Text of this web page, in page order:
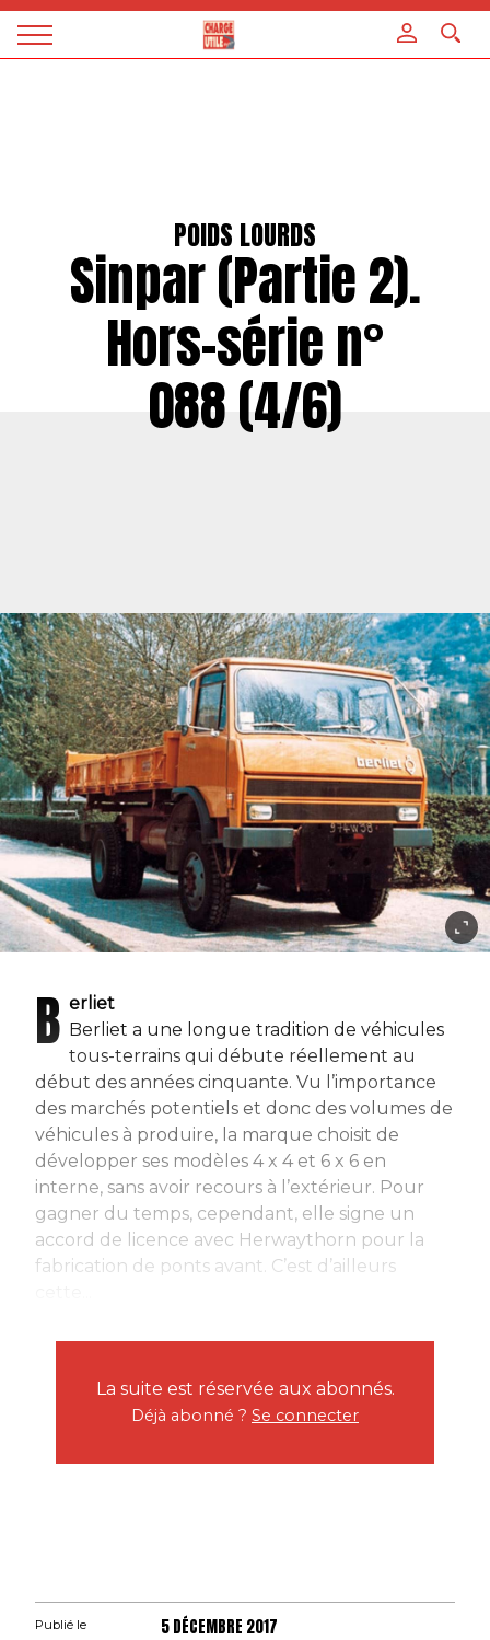
Magazine
POIDS LOURDS
Sinpar (Partie 2).
Hors-série n°
088 (4/6)
B erliet
Berliet a une longue tradition de véhicules
tous-terrains qui débute réellement au
début des années cinquante. Vu l’importance
des marchés potentiels et donc des volumes de
véhicules à produire, la marque choisit de
développer ses modèles 4 x 4 et 6 x 6 en
interne, sans avoir recours à l’extérieur. Pour
gagner du temps, cependant, elle signe un
accord de licence avec Herwaythorn pour la
fabrication de ponts avant. C’est d’ailleurs
La suite est réservée aux abonnés.
Déjà abonné ? Se connecter
Publié le 5 DÉCEMBRE 2017
Panneau de gestion des cookies